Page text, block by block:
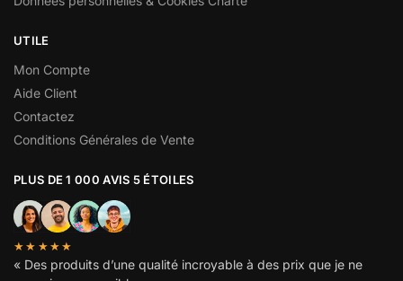
UTILE
Mon Compte
Aide Client
Contactez
Conditions Générales de Vente
PLUS DE 1 000 AVIS 5 ÉTOILES
★★★★★
« Des produits d’une qualité incroyable à des prix que je ne